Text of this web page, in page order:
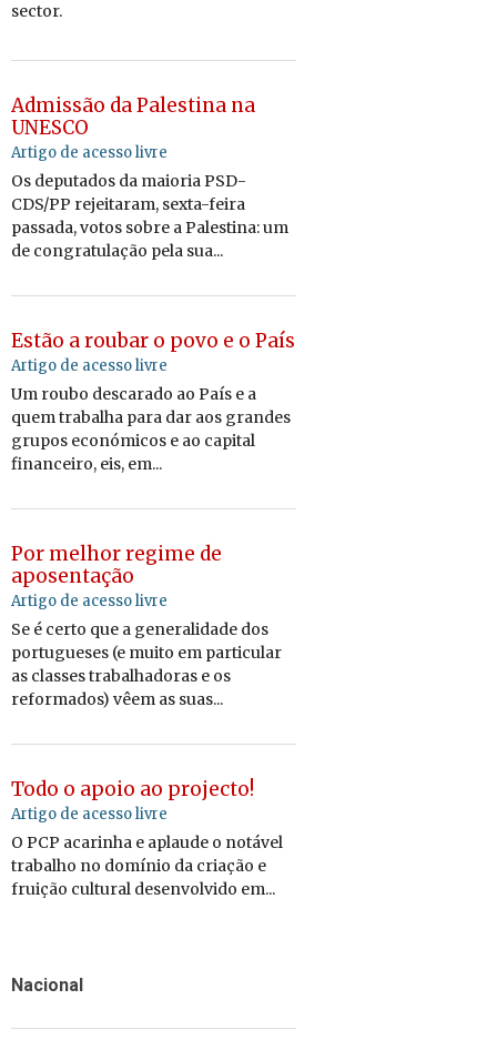
sector.
Admissão da Palestina na
UNESCO
Artigo de acesso livre
Os deputados da maioria PSD-
CDS/PP rejeitaram, sexta-feira
passada, votos sobre a Palestina: um
de congratulação pela sua...
Estão a roubar o povo e o País
Artigo de acesso livre
Um roubo descarado ao País e a
quem trabalha para dar aos grandes
grupos económicos e ao capital
financeiro, eis, em...
Por melhor regime de
aposentação
Artigo de acesso livre
Se é certo que a generalidade dos
portugueses (e muito em particular
as classes trabalhadoras e os
reformados) vêem as suas...
Todo o apoio ao projecto!
Artigo de acesso livre
O PCP acarinha e aplaude o notável
trabalho no domínio da criação e
fruição cultural desenvolvido em...
Nacional